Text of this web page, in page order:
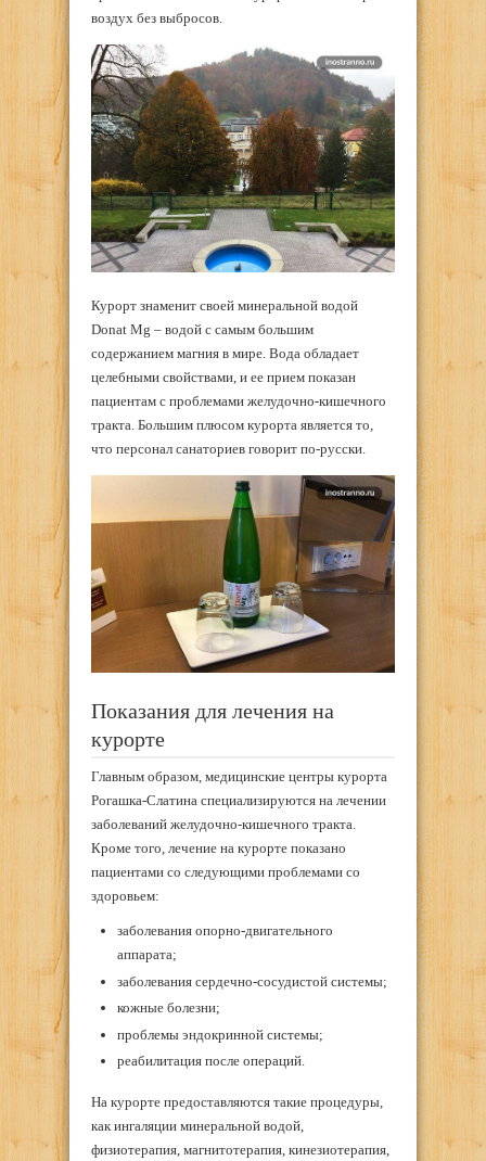
воздух без выбросов.
Курорт знаменит своей минеральной водой
Donat Mg – водой с самым большим
содержанием магния в мире. Вода обладает
целебными свойствами, и ее прием показан
пациентам с проблемами желудочно-кишечного
тракта. Большим плюсом курорта является то,
что персонал санаториев говорит по-русски.
Показания для лечения на
курорте
Главным образом, медицинские центры курорта
Рогашка-Слатина специализируются на лечении
заболеваний желудочно-кишечного тракта.
Кроме того, лечение на курорте показано
пациентами со следующими проблемами со
здоровьем:
заболевания опорно-двигательного
аппарата;
заболевания сердечно-сосудистой системы;
кожные болезни;
проблемы эндокринной системы;
реабилитация после операций.
На курорте предоставляются такие процедуры,
как ингаляции минеральной водой,
физиотерапия, магнитотерапия, кинезиотерапия,